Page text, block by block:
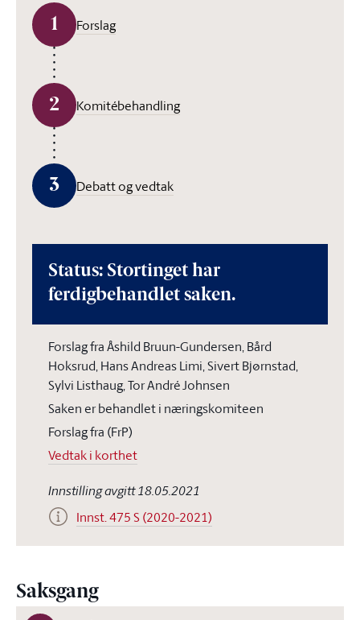
1 Forslag
2 Komitébehandling
3 Debatt og vedtak
Status: Stortinget har
ferdigbehandlet saken.
Forslag fra Åshild Bruun-Gundersen, Bård
Hoksrud, Hans Andreas Limi, Sivert Bjørnstad,
Sylvi Listhaug, Tor André Johnsen
Saken er behandlet i næringskomiteen
Forslag fra (FrP)
Vedtak i korthet
Innstilling avgitt 18.05.2021
Innst. 475 S (2020-2021)
Saksgang